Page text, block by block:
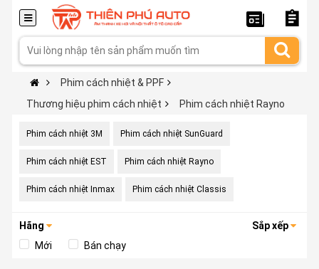
Phim cách nhiệt & PPF
Thương hiệu phim cách nhiệt
Phim cách nhiệt Rayno
Phim cách nhiệt 3M Phim cách nhiệt SunGuard
Phim cách nhiệt EST Phim cách nhiệt Rayno
Phim cách nhiệt Inmax Phim cách nhiệt Classis
Hãng
Sắp xếp
Mới
Bán chạy